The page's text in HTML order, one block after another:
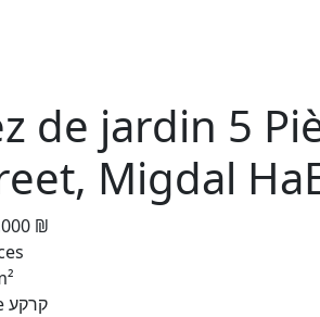
de jardin 5
Migdal
₪
Etage קרקע